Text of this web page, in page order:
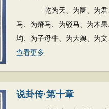
乾为天、为圜、为君、
马、为瘠马、为驳马、为木
均、为子母牛、为大舆、为
查看更多
说卦传·第十章